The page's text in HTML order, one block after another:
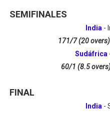
SEMIFINALES
India -
171/7 (20
Sudáfrica
60/1 (8.5
FINAL
India -